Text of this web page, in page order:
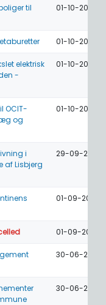
til
01-10-2026
01-10-2026
elektrisk
-
01-10-2026
OCIT-
og
01-10-2026
i
af Lisbjerg
29-09-2026
01-09-2026
01-09-2026
30-06-2026
30-06-2026